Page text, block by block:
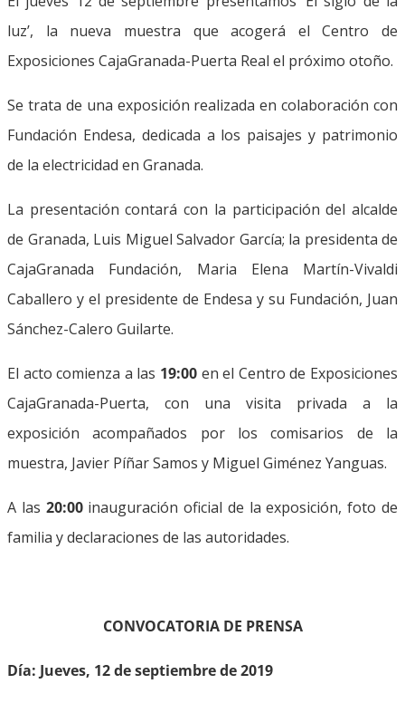
luz’, la nueva muestra que acogerá el Centro de
Exposiciones CajaGranada-Puerta Real el próximo otoño.
Se trata de una exposición realizada en colaboración con
Fundación Endesa, dedicada a los paisajes y patrimonio
de la electricidad en Granada.
La presentación contará con la participación del alcalde
de Granada, Luis Miguel Salvador García; la presidenta de
CajaGranada Fundación, Maria Elena Martín-Vivaldi
Caballero y el presidente de Endesa y su Fundación, Juan
Sánchez-Calero Guilarte.
El acto comienza a las 19:00 en el Centro de Exposiciones
CajaGranada-Puerta, con una visita privada a la
exposición acompañados por los comisarios de la
muestra, Javier Píñar Samos y Miguel Giménez Yanguas.
A las 20:00inauguración oficial de la exposición, foto de
familia y declaraciones de las autoridades.
CONVOCATORIA DE PRENSA
Día: Jueves, 12 de septiembre de 2019